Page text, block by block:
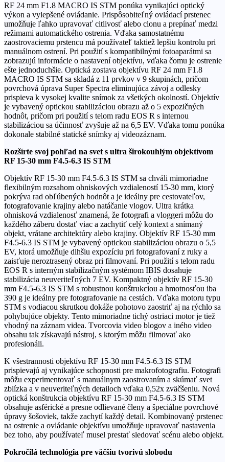
RF 24 mm F1.8 MACRO IS STM ponúka vynikajúci optický
výkon a vylepšené ovládanie. Prispôsobiteľný ovládací prstenec
umožňuje ľahko upravovať citlivosť alebo clonu a prepínať medzi
režimami automatického ostrenia. Vďaka samostatnému
zaostrovaciemu prstencu má používateľ taktiež lepšiu kontrolu pri
manuálnom ostrení. Pri použití s ​​kompatibilnými fotoaparátmi sa
zobrazujú informácie o nastavení objektívu, vďaka čomu je ostrenie
ešte jednoduchšie. Optická zostava objektívu RF 24 mm F1.8
MACRO IS STM sa skladá z 11 prvkov v 9 skupinách, pričom
povrchová úprava Super Spectra eliminujúca závoj a odlesky
prispieva k vysokej kvalite snímok za všetkých okolností. Objektív
je vybavený optickou stabilizáciou obrazu až o 5 expozičných
hodnôt, pričom pri použití s ​​telom radu EOS R s internou
stabilizáciou sa účinnosť zvyšuje až na 6,5 ​​EV. Vďaka tomu ponúka
dokonale stabilné statické snímky aj videozáznam.
Rozšírte svoj pohľad na svet s ultra širokouhlým objektívom
RF 15-30 mm F4.5-6.3 IS STM
Objektív RF 15-30 mm F4.5-6.3 IS STM sa chváli mimoriadne
flexibilným rozsahom ohniskových vzdialeností 15-30 mm, ktorý
pokrýva rad obľúbených hodnôt a je ideálny pre cestovateľov,
fotografovanie krajiny alebo natáčanie vlogov. Ultra krátka
ohnisková vzdialenosť znamená, že fotografi a vloggeri môžu do
každého záberu dostať viac a zachytiť celý kontext a snímaný
objekt, vrátane architektúry alebo krajiny. Objektív RF 15-30 mm
F4.5-6.3 IS STM je vybavený optickou stabilizáciou obrazu o 5,5
EV, ktorá umožňuje dlhšiu expozíciu pri fotografovaní z ruky a
zaisťuje neroztrasený obraz pri filmovaní. Pri použití s ​​telom radu
EOS R s interným stabilizačným systémom IBIS dosahuje
stabilizácia neuveriteľných 7 EV. Kompaktný objektív RF 15-30
mm F4.5-6.3 IS STM s robustnou konštrukciou a hmotnosťou iba
390 g je ideálny pre fotografovanie na cestách. Vďaka motoru typu
STM s vodiacou skrutkou dokáže pohotovo zaostriť aj na rýchlo sa
pohybujúce objekty. Tento mimoriadne tichý ostriaci motor je tiež
vhodný na záznam videa. Tvorcovia video blogov a iného video
obsahu tak získavajú nástroj, s ktorým môžu filmovať ako
profesionáli.
K všestrannosti objektívu RF 15-30 mm F4.5-6.3 IS STM
prispievajú aj vynikajúce schopnosti pre makrofotografiu. Fotografi
môžu experimentovať s manuálnym zaostrovaním a skúmať svet
zblízka a v neuveriteľných detailoch vďaka 0,52x zväčšeniu. Nová
optická konštrukcia objektívu RF 15-30 mm F4.5-6.3 IS STM
obsahuje asférické a presne odlievané členy a špeciálne povrchové
úpravy šošoviek, takže zachytí každý detail. Kombinovaný prstenec
na ostrenie a ovládanie objektívu umožňuje upravovať nastavenia
bez toho, aby používateľ musel prestať sledovať scénu alebo objekt.
Pokročilá technológia pre väčšiu tvorivú slobodu